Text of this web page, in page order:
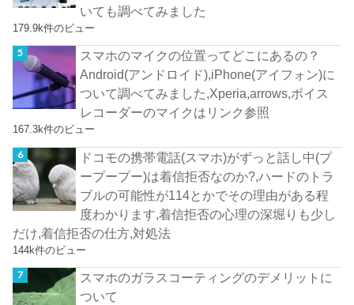
いても調べてみました
179.9k件のビュー
スマホのマイクの位置ってどこにあるの？
Android(アンドロイド),iPhone(アイフォン)に
ついて調べてみました,Xperia,arrows,ボイス
レコーダーのマイクはリンク参照
167.3k件のビュー
ドコモの携帯電話(スマホ)がずっと話し中(プ
ープープー)は着信拒否なのか?,ハードのトラ
ブルの可能性が114とかでその理由がある程
度わかります,着信拒否の心理の深堀りも少し
だけ,着信拒否の仕方,対処法
144k件のビュー
スマホのガラスコーティングのデメリットに
ついて